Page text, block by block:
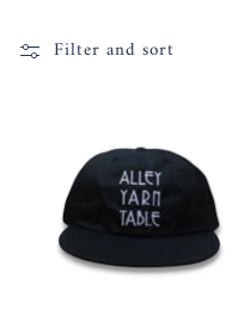
Filter and sort